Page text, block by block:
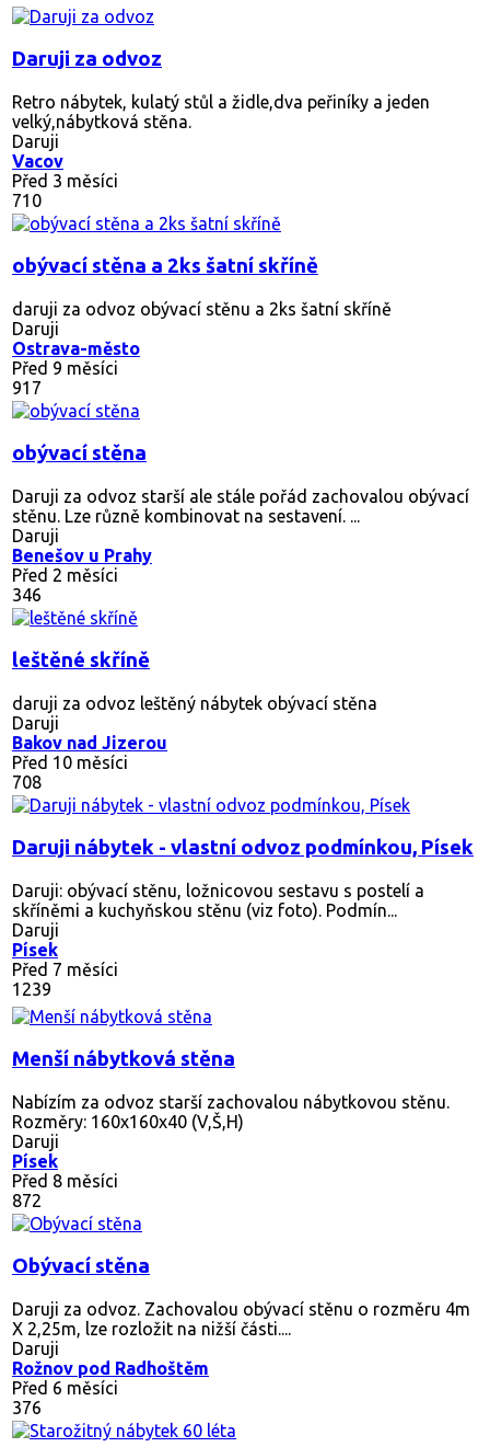
Daruji za odvoz
Retro nábytek, kulatý stůl a židle,dva peřiníky a jeden
velký,nábytková stěna.
Daruji
Vacov
Před 3 měsíci
710
obývací stěna a 2ks šatní skříně
daruji za odvoz obývací stěnu a 2ks šatní skříně
Daruji
Ostrava-město
Před 9 měsíci
917
obývací stěna
Daruji za odvoz starší ale stále pořád zachovalou obývací
stěnu. Lze různě kombinovat na sestavení. ...
Daruji
Benešov u Prahy
Před 2 měsíci
346
leštěné skříně
daruji za odvoz leštěný nábytek obývací stěna
Daruji
Bakov nad Jizerou
Před 10 měsíci
708
Daruji nábytek - vlastní odvoz podmínkou, Písek
Daruji: obývací stěnu, ložnicovou sestavu s postelí a
skříněmi a kuchyňskou stěnu (viz foto). Podmín...
Daruji
Písek
Před 7 měsíci
1239
Menší nábytková stěna
Nabízím za odvoz starší zachovalou nábytkovou stěnu.
Rozměry: 160x160x40 (V,Š,H)
Daruji
Písek
Před 8 měsíci
872
Obývací stěna
Daruji za odvoz. Zachovalou obývací stěnu o rozměru 4m
X 2,25m, lze rozložit na nižší části....
Daruji
Rožnov pod Radhoštěm
Před 6 měsíci
376